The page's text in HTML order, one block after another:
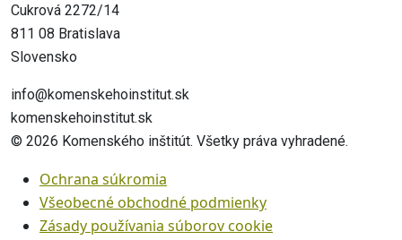
Cukrová 2272/14
811 08 Bratislava
Slovensko
info@komenskehoinstitut.sk
komenskehoinstitut.sk
© 2026 Komenského inštitút. Všetky práva vyhradené.
Ochrana súkromia
Všeobecné obchodné podmienky
Zásady používania súborov cookie